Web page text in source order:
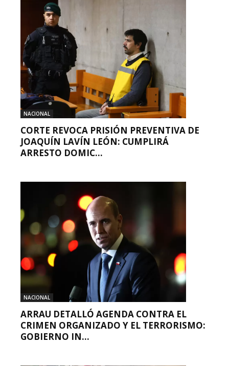
NACIONAL
CORTE REVOCA PRISIÓN PREVENTIVA DE
JOAQUÍN LAVÍN LEÓN: CUMPLIRÁ
ARRESTO DOMIC...
NACIONAL
ARRAU DETALLÓ AGENDA CONTRA EL
CRIMEN ORGANIZADO Y EL TERRORISMO:
GOBIERNO IN...